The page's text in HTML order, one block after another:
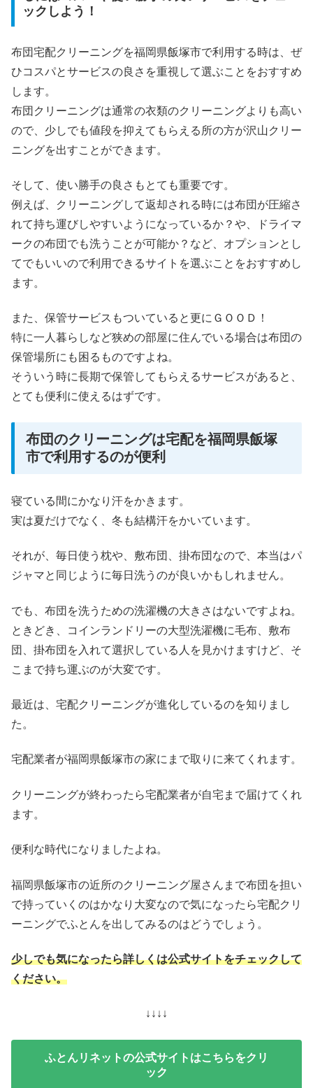
ックしよう！
布団宅配クリーニングを福岡県飯塚市で利用する時は、ぜ
ひコスパとサービスの良さを重視して選ぶことをおすすめ
します。
布団クリーニングは通常の衣類のクリーニングよりも高い
ので、少しでも値段を抑えてもらえる所の方が沢山クリー
ニングを出すことができます。
そして、使い勝手の良さもとても重要です。
例えば、クリーニングして返却される時には布団が圧縮さ
れて持ち運びしやすいようになっているか？や、ドライマ
ークの布団でも洗うことが可能か？など、オプションとし
てでもいいので利用できるサイトを選ぶことをおすすめし
ます。
また、保管サービスもついていると更にＧＯＯＤ！
特に一人暮らしなど狭めの部屋に住んでいる場合は布団の
保管場所にも困るものですよね。
そういう時に長期で保管してもらえるサービスがあると、
とても便利に使えるはずです。
布団のクリーニングは宅配を福岡県飯塚
市で利用するのが便利
寝ている間にかなり汗をかきます。
実は夏だけでなく、冬も結構汗をかいています。
それが、毎日使う枕や、敷布団、掛布団なので、本当はパ
ジャマと同じように毎日洗うのが良いかもしれません。
でも、布団を洗うための洗濯機の大きさはないですよね。
ときどき、コインランドリーの大型洗濯機に毛布、敷布
団、掛布団を入れて選択している人を見かけますけど、そ
こまで持ち運ぶのが大変です。
最近は、宅配クリーニングが進化しているのを知りまし
た。
宅配業者が福岡県飯塚市の家にまで取りに来てくれます。
クリーニングが終わったら宅配業者が自宅まで届けてくれ
ます。
便利な時代になりましたよね。
福岡県飯塚市の近所のクリーニング屋さんまで布団を担い
で持っていくのはかなり大変なので気になったら宅配クリ
ーニングでふとんを出してみるのはどうでしょう。
少しでも気になったら詳しくは公式サイトをチェックして
ください。
↓↓↓↓
ふとんリネットの公式サイトはこちらをクリ
ック